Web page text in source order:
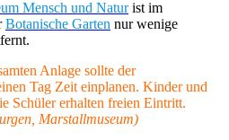
Mensch und Naturist im
Botanische Garten nur wenige
Anlage sollte der
Tag Zeit einplanen. Kinder und
Schüler erhalten freien Eintritt.
Marstallmuseum)